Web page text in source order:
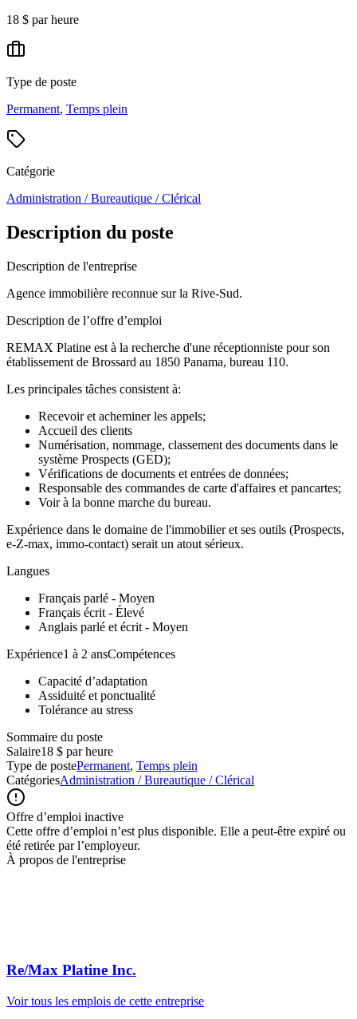
18 $ par heure
Type de poste
Permanent, Temps plein
Catégorie
Administration / Bureautique / Clérical
Description du poste
Description de l'entreprise
Agence immobilière reconnue sur la Rive-Sud.
Description de l’offre d’emploi
REMAX Platine est à la recherche d'une réceptionniste pour son
établissement de Brossard au 1850 Panama, bureau 110.
Les principales tâches consistent à:
Recevoir et acheminer les appels;
Accueil des clients
Numérisation, nommage, classement des documents dans le
système Prospects (GED);
Vérifications de documents et entrées de données;
Responsable des commandes de carte d'affaires et pancartes;
Voir à la bonne marche du bureau.
Expérience dans le domaine de l'immobilier et ses outils (Prospects,
e-Z-max, immo-contact) serait un atout sérieux.
Langues
Français parlé - Moyen
Français écrit - Élevé
Anglais parlé et écrit - Moyen
Expérience1 à 2 ansCompétences
Capacité d’adaptation
Assiduité et ponctualité
Tolérance au stress
Sommaire du poste
Salaire18 $ par heure
Type de postePermanent, Temps plein
CatégoriesAdministration / Bureautique / Clérical
Offre d’emploi inactive
Cette offre d’emploi n’est plus disponible. Elle a peut-être expiré ou
été retirée par l’employeur.
À propos de l'entreprise
Re/Max Platine Inc.
Voir tous les emplois de cette entreprise